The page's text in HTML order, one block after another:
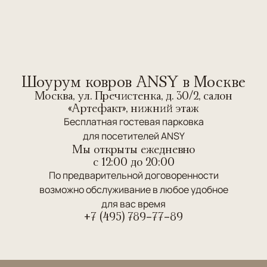
Шоурум ковров ANSY в Москве
Москва, ул. Пречистенка, д. 30/2, салон
«Артефакт», нижний этаж
Бесплатная гостевая парковка
для посетителей ANSY
Мы открыты ежедневно
c 12:00 до 20:00
По предварительной договоренности
возможно обслуживание в любое удобное
для вас время
+7 (495) 789-77-89